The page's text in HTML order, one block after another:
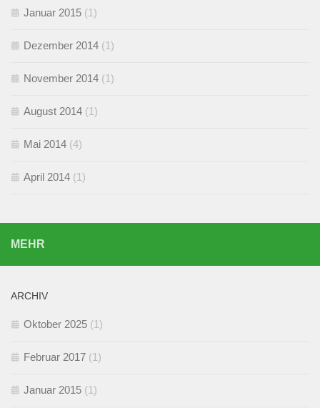
Januar 2015 (1)
Dezember 2014 (1)
November 2014 (1)
August 2014 (1)
Mai 2014 (4)
April 2014 (1)
MEHR
ARCHIV
Oktober 2025 (1)
Februar 2017 (1)
Januar 2015 (1)